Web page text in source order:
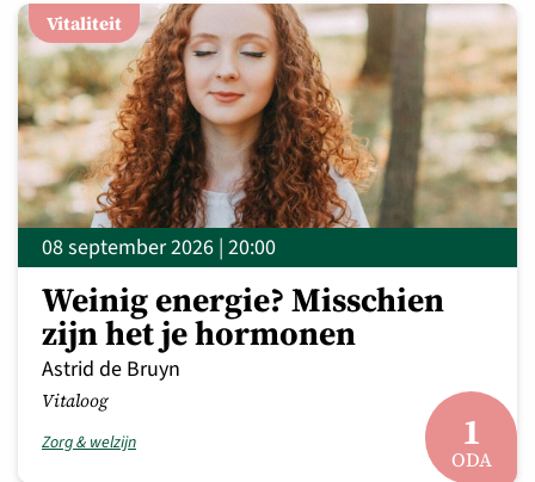
Vitaliteit
08 september 2026 | 20:00
Weinig energie? Misschien
zijn het je hormonen
Astrid de Bruyn
Vitaloog
Zorg & welzijn 1
ODA